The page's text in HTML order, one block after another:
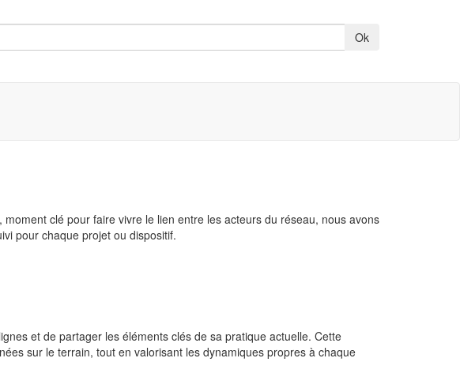
clé pour faire vivre le lien entre les acteurs du réseau, nous avons
pour chaque projet ou dispositif.
et de partager les éléments clés de sa pratique actuelle. Cette
sur le terrain, tout en valorisant les dynamiques propres à chaque